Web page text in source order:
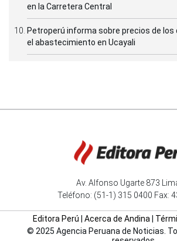
en la Carretera Central
Petroperú informa sobre precios de
el abastecimiento en Ucayali
Av. Alfonso Ugarte 873
Teléfono: (51-1) 315 0400 Fax:
Editora Perú Acerca de Andina
© 2025 Agencia Peruana de Noticias.